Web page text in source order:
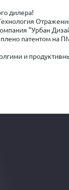
дилера!
"Урбан
патентом
и